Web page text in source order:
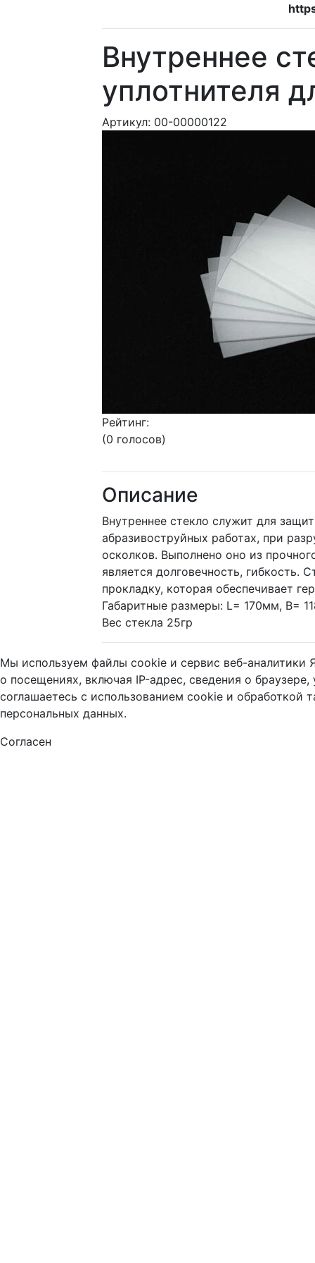
Внутреннее
уплотнителя
Артикул: 00-00000122
Рейтинг:
(0 голосов)
Описание
Внутреннее стекло служит для
абразивоструйных работах, при
осколков. Выполнено оно из
является долговечность, гибкость.
прокладку, которая обеспечивает
Габаритные размеры: L= 170мм, B=
Вес стекла 25гр
Мы используем файлы cookie и сервис веб-аналитики
о посещениях, включая IP-адрес, сведения о
соглашаетесь с использованием cookie и обработкой
персональных данных.
Согласен